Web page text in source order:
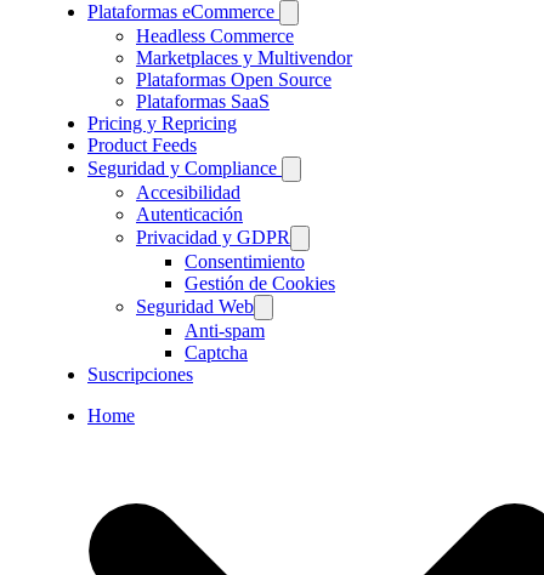
Plataformas eCommerce
Headless Commerce
Marketplaces y Multivendor
Plataformas Open Source
Plataformas SaaS
Pricing y Repricing
Product Feeds
Seguridad y Compliance
Accesibilidad
Autenticación
Privacidad y GDPR
Consentimiento
Gestión de Cookies
Seguridad Web
Anti-spam
Captcha
Suscripciones
Home